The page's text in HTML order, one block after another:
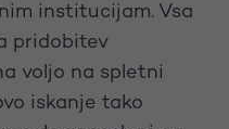
institucijam. Vsa
pridobitev
voljo na spletni
iskanje tako